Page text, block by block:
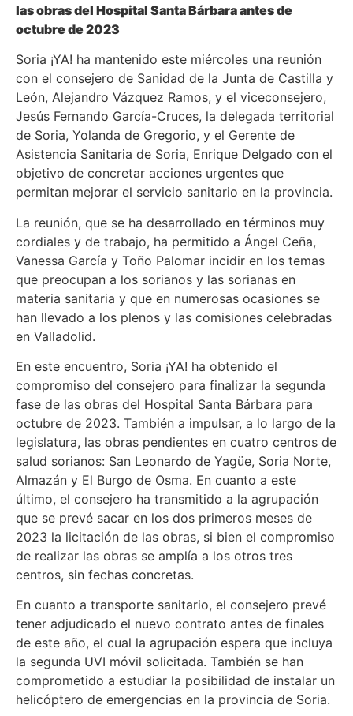
las obras del Hospital Santa Bárbara antes de
octubre de 2023
Soria ¡YA! ha mantenido este miércoles una reunión
con el consejero de Sanidad de la Junta de Castilla y
León, Alejandro Vázquez Ramos, y el viceconsejero,
Jesús Fernando García-Cruces, la delegada territorial
de Soria, Yolanda de Gregorio, y el Gerente de
Asistencia Sanitaria de Soria, Enrique Delgado con el
objetivo de concretar acciones urgentes que
permitan mejorar el servicio sanitario en la provincia.
La reunión, que se ha desarrollado en términos muy
cordiales y de trabajo, ha permitido a Ángel Ceña,
Vanessa García y Toño Palomar incidir en los temas
que preocupan a los sorianos y las sorianas en
materia sanitaria y que en numerosas ocasiones se
han llevado a los plenos y las comisiones celebradas
en Valladolid.
En este encuentro, Soria ¡YA! ha obtenido el
compromiso del consejero para finalizar la segunda
fase de las obras del Hospital Santa Bárbara para
octubre de 2023. También a impulsar, a lo largo de la
legislatura, las obras pendientes en cuatro centros de
salud sorianos: San Leonardo de Yagüe, Soria Norte,
Almazán y El Burgo de Osma. En cuanto a este
último, el consejero ha transmitido a la agrupación
que se prevé sacar en los dos primeros meses de
2023 la licitación de las obras, si bien el compromiso
de realizar las obras se amplía a los otros tres
centros, sin fechas concretas.
En cuanto a transporte sanitario, el consejero prevé
tener adjudicado el nuevo contrato antes de finales
de este año, el cual la agrupación espera que incluya
la segunda UVI móvil solicitada. También se han
comprometido a estudiar la posibilidad de instalar un
helicóptero de emergencias en la provincia de Soria.